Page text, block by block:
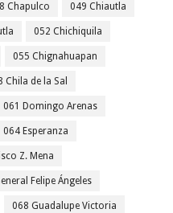
Chapulco 049 Chiautla
052 Chichiquila
055 Chignahuapan
Chila de la Sal
061 Domingo Arenas
064 Esperanza
Z. Mena
Felipe Ángeles
068 Guadalupe Victoria